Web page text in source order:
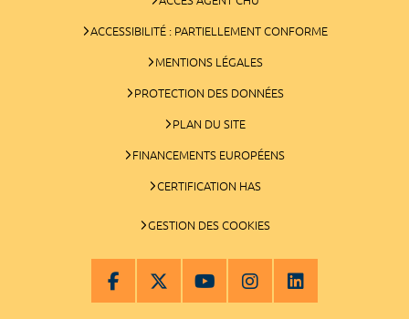
ACCESSIBILITÉ : PARTIELLEMENT CONFORME
MENTIONS LÉGALES
PROTECTION DES DONNÉES
PLAN DU SITE
FINANCEMENTS EUROPÉENS
CERTIFICATION HAS
GESTION DES COOKIES